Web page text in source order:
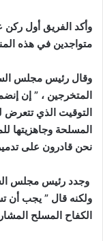
وأكد الفريق أول ركن
متواجدين في هذه
وقال رئيس مجلس
المتخرجين ، ” إن
التوقيت الذي تتعرض
المسلحة
نحن قادرون على
وجدد رئيس مجلس
ولكنه قال ” يجب أن
الكفاح المسلح